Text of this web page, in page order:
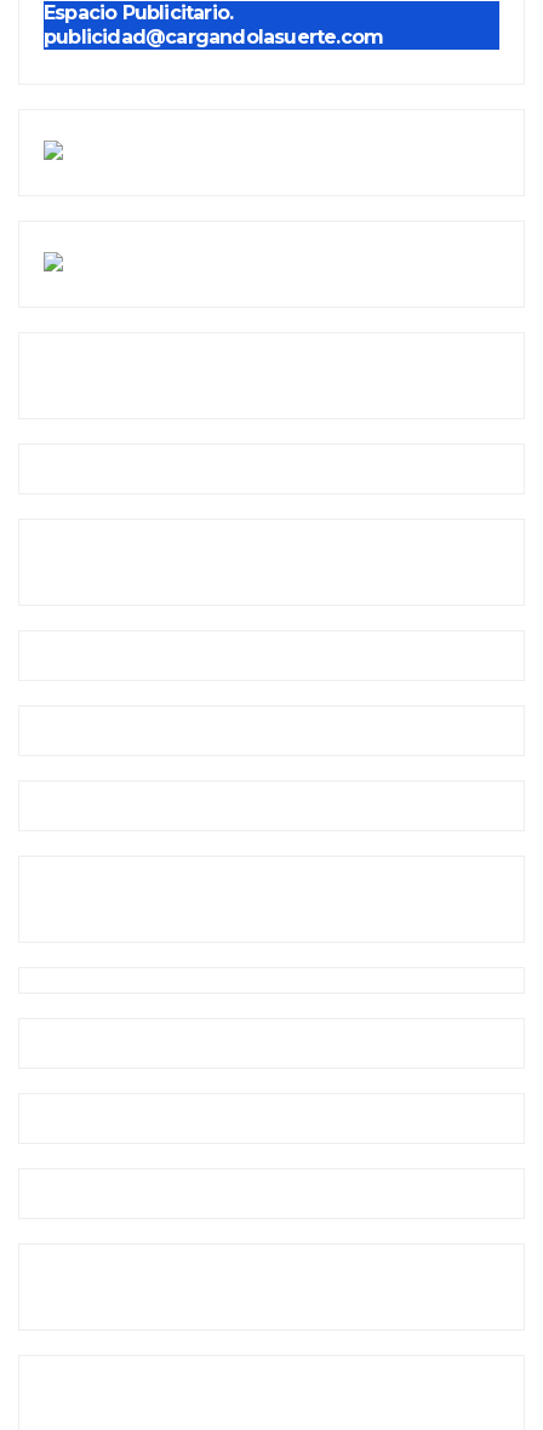
Espacio Publicitario.
publicidad@cargandolasuerte.com